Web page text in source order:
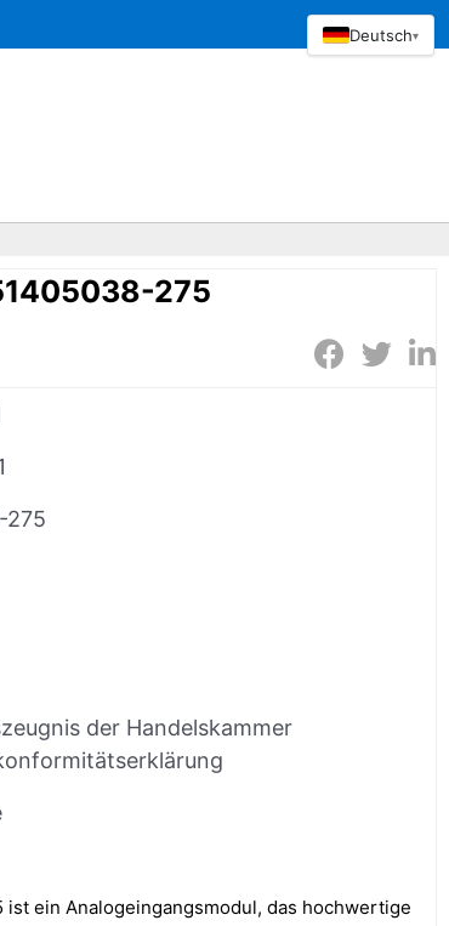
275
275
der Handelskammer
ein Analogeingangsmodul, das hochwertige
Deutsch▾